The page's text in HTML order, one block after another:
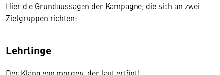
Hier die Grundaussagen der Kampagne, die sich an zwei
Zielgruppen richten:
Lehrlinge
Der Klang von morgen, der laut ertönt!